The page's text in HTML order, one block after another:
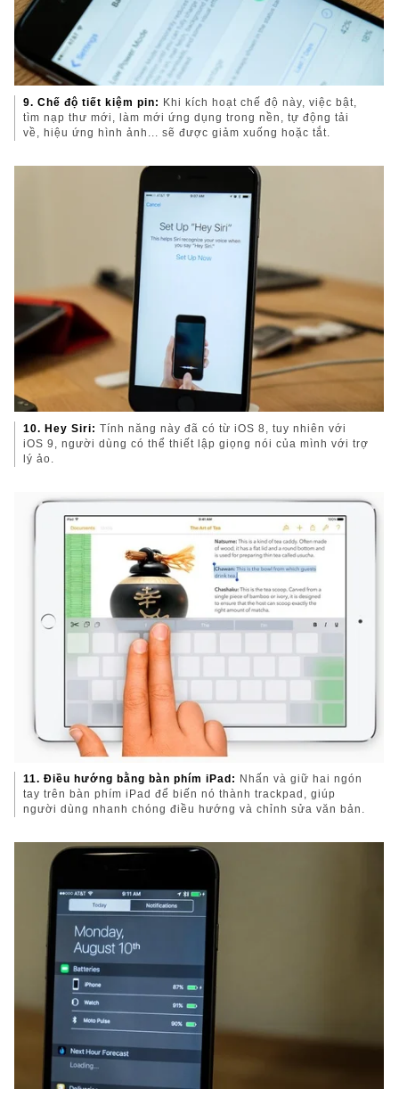
9. Chế độ tiết kiệm pin: Khi kích hoạt chế độ này, việc bật,
tìm nạp thư mới, làm mới ứng dụng trong nền, tự động tải
về, hiệu ứng hình ảnh... sẽ được giảm xuống hoặc tắt.
10. Hey Siri: Tính năng này đã có từ iOS 8, tuy nhiên với
iOS 9, người dùng có thể thiết lập giọng nói của mình với trợ
lý ảo.
11. Điều hướng bằng bàn phím iPad: Nhấn và giữ hai ngón
tay trên bàn phím iPad để biến nó thành trackpad, giúp
người dùng nhanh chóng điều hướng và chỉnh sửa văn bản.